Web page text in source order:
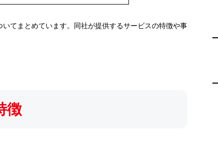
てまとめています。同社が提供するサービスの特徴や事
徴